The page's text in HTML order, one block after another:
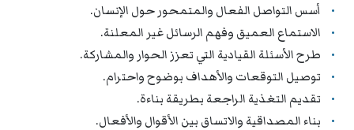
أسس التواصل الفعال والمتمحور حول الإنسان.
الاستماع العميق وفهم الرسائل غير المعلنة.
طرح الأسئلة القيادية التي تعزز الحوار والمشاركة.
توصيل التوقعات والأهداف بوضوح واحترام.
تقديم التغذية الراجعة بطريقة بناءة.
بناء المصداقية والاتساق بين الأقوال والأفعال.